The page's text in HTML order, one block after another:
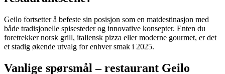
Geilo fortsetter å befeste sin posisjon som en matdestinasjon med
både tradisjonelle spisesteder og innovative konsepter. Enten du
foretrekker norsk grill, italiensk pizza eller moderne gourmet, er det
et stadig økende utvalg for enhver smak i 2025.
Vanlige spørsmål – restaurant Geilo